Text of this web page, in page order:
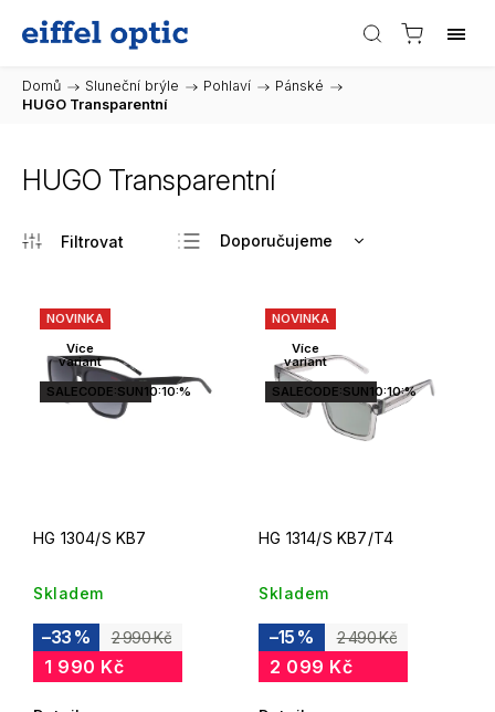
Domů / Sluneční brýle / Pohlaví / Pánské /
HUGO Transparentní
HUGO Transparentní
Doporučujeme
Nejdražší
Nejprodávanější
Abecedně
NOVINKA
Více
variant
SALECODE:SUN10:10:%
HG 1304/S KB7
Skladem
2 990 Kč
–33 %
1 990 Kč
NOVINKA
Více
variant
SALECODE:SUN10:10:%
HG 1314/S KB7/T4
Skladem
2 490 Kč
–15 %
2 099 Kč